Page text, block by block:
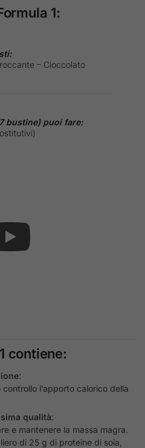
1:
– Cioccolato
bustine) puoi fare:
contiene:
:
l’apporto calorico della
qualità:
e mantenere la massa magra.
di 25 g di proteine di soia,